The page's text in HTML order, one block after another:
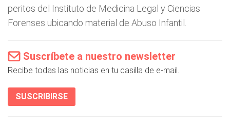
peritos del Instituto de Medicina Legal y Ciencias
Forenses ubicando material de Abuso Infantil.
Suscríbete a nuestro newsletter
Recibe todas las noticias en tu casilla de e-mail.
SUSCRIBIRSE